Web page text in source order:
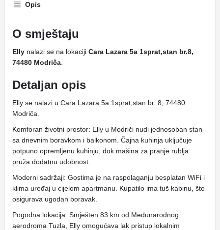
Opis
O smještaju
Elly nalazi se na lokaciji Cara Lazara 5a 1sprat,stan br.8,
74480 Modriča
Detaljan opis
Elly se nalazi u Cara Lazara 5a 1sprat,stan br. 8, 74480
Modriča.
Komforan životni prostor: Elly u Modriči nudi jednosoban stan
sa dnevnim boravkom i balkonom. Čajna kuhinja uključuje
potpuno opremljenu kuhinju, dok mašina za pranje rublja
pruža dodatnu udobnost.
Moderni sadržaji: Gostima je na raspolaganju besplatan WiFi i
klima uređaj u cijelom apartmanu. Kupatilo ima tuš kabinu, što
osigurava ugodan boravak.
Pogodna lokacija: Smješten 83 km od Međunarodnog
aerodroma Tuzla, Elly omogućava lak pristup lokalnim